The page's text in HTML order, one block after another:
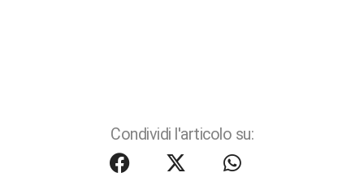
Condividi l'articolo su: